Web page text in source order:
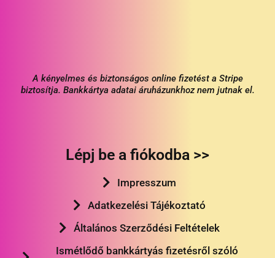
A kényelmes és biztonságos online fizetést a Stripe
biztosítja. Bankkártya adatai áruházunkhoz nem jutnak el.
Lépj be a fiókodba >>
Impresszum
Adatkezelési Tájékoztató
Általános Szerződési Feltételek
Ismétlődő bankkártyás fizetésről szóló